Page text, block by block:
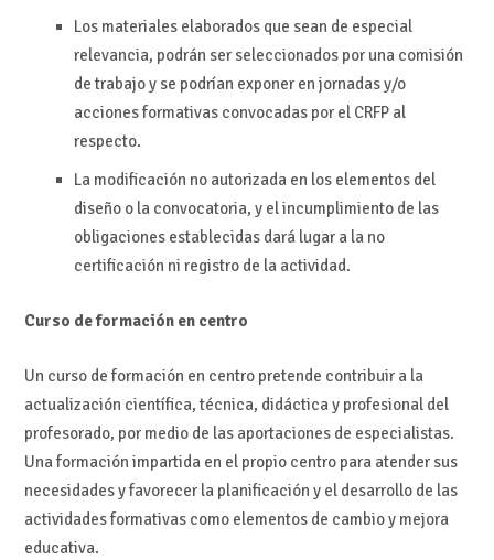
Los materiales elaborados que sean de especial
relevancia, podrán ser seleccionados por una comisión
de trabajo y se podrían exponer en jornadas y/o
acciones formativas convocadas por el CRFP al
respecto.
La modificación no autorizada en los elementos del
diseño o la convocatoria, y el incumplimiento de las
obligaciones establecidas dará lugar a la no
certificación ni registro de la actividad.
Curso de formación en centro
Un curso de formación en centro pretende contribuir a la
actualización científica, técnica, didáctica y profesional del
profesorado, por medio de las aportaciones de especialistas.
Una formación impartida en el propio centro para atender sus
necesidades y favorecer la planificación y el desarrollo de las
actividades formativas como elementos de cambio y mejora
educativa.